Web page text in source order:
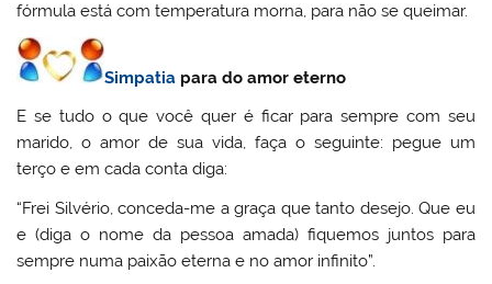
fórmula está com temperatura morna, para não se queimar.
Simpatia para do amor eterno
E se tudo o que você quer é ficar para sempre com seu
marido, o amor de sua vida, faça o seguinte: pegue um
terço e em cada conta diga:
“Frei Silvério, conceda-me a graça que tanto desejo. Que eu
e (diga o nome da pessoa amada) fiquemos juntos para
sempre numa paixão eterna e no amor infinito”.